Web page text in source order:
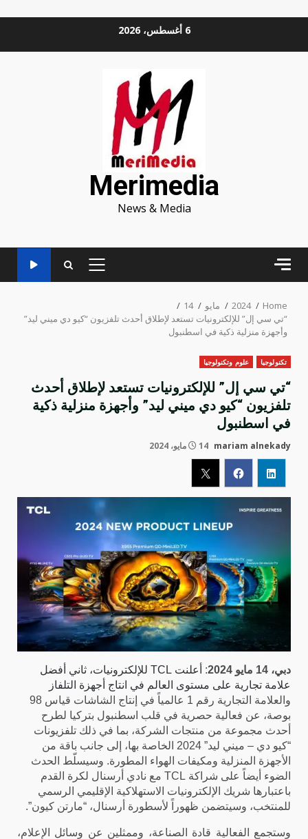
6 أغسطس، 2026
Merimedia
News & Media
PRIMARY
Home
2024 مايو
14
“تي سي إل” للإلكترونيات تستعد لإطلاق أحدث تلفزيون “كيو دي ميني ليد”
وأجهزة منزلية ذكية في اسطنبول
تكنولوجيا علوم وتكنولوجيا
“تي سي إل” للإلكترونيات تستعد لإطلاق أحدث
تلفزيون “كيو دي ميني ليد” وأجهزة منزلية ذكية
في اسطنبول
mariam alnekady 14 مايو، 2024
دبي، 14 مايو 2024 : أعلنت TCL للإلكترونيات، ثاني أفضل
علامة تجارية على مستوى العالم في انتاج أجهزة التلفاز
والعلامة التجارية رقم 1 عالمياً في إنتاج الشاشات قياس 98
بوصة، عن فعالية حصرية في قلب اسطنبول بتركيا لطرح
أحدث مجموعة من منتجات الشركة، بما في ذلك تلفزيونات
“كيو دي – ميني ليد” 2024 الخاصة بها، إلى جانب باقة من
الأجهزة المنزلية ومكيفات الهواء المطورة. وسيسلّط الحدث
الضوء أيضاً على شراكة TCL مع نادي أرسنال لكرة القدم
باعتبارها شريك الإلكترونيات الاستهلاكية الإقليمي الرسمي
للمنتخب، وسيتضمن ظهوراً لأسطورة أرسنال، “مارتن كيون”.
وستجمع الفعالية قادة الصناعة، وممثلين عن وسائل الإعلام،